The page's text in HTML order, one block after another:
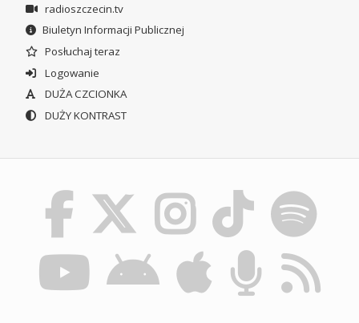
radioszczecin.tv
Biuletyn Informacji Publicznej
Posłuchaj teraz
Logowanie
DUŻA CZCIONKA
DUŻY KONTRAST